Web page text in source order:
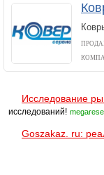
Исследование
исследований!
Goszakaz. ru: